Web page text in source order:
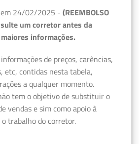
em 24/02/2025 - (REEMBOLSO
um corretor antes da
informações.
de preços, carências,
etc, contidas nesta tabela,
a qualquer momento.
tem o objetivo de substituir o
vendas e sim como apoio à
trabalho do corretor.